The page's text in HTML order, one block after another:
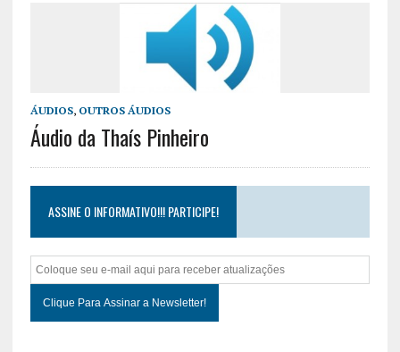
ÁUDIOS, OUTROS ÁUDIOS
Áudio da Thaís Pinheiro
ASSINE O INFORMATIVO!!! PARTICIPE!